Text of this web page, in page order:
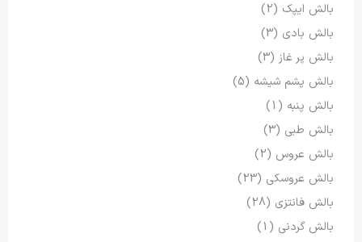
بالش ایپک (2)
بالش بادی (3)
بالش پر غاز (3)
بالش پشم شیشه (5)
بالش پنبه (1)
بالش طبی (3)
بالش عروس (2)
بالش عروسکی (23)
بالش فانتزی (28)
بالش گردنی (1)